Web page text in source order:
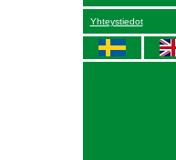
Yhteystiedot